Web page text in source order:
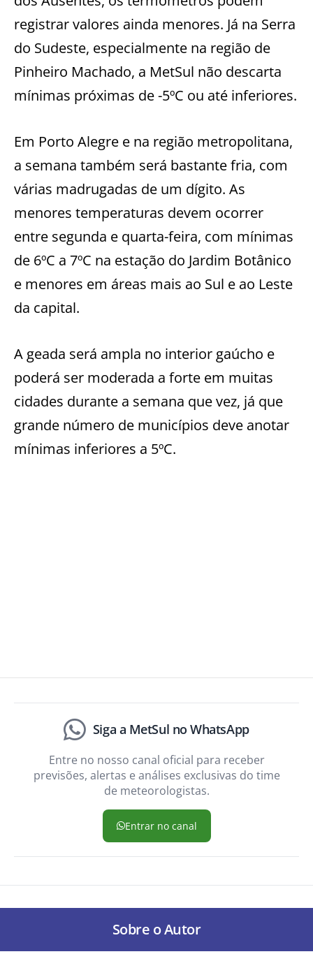
registrar valores ainda menores. Já na Serra
do Sudeste, especialmente na região de
Pinheiro Machado, a MetSul não descarta
mínimas próximas de -5ºC ou até inferiores.
Em Porto Alegre e na região metropolitana,
a semana também será bastante fria, com
várias madrugadas de um dígito. As
menores temperaturas devem ocorrer
entre segunda e quarta-feira, com mínimas
de 6ºC a 7ºC na estação do Jardim Botânico
e menores em áreas mais ao Sul e ao Leste
da capital.
A geada será ampla no interior gaúcho e
poderá ser moderada a forte em muitas
cidades durante a semana que vez, já que
grande número de municípios deve anotar
mínimas inferiores a 5ºC.
Siga a MetSul no WhatsApp
Entre no nosso canal oficial para receber
previsões, alertas e análises exclusivas do time
de meteorologistas.
Entrar no canal
Sobre o Autor